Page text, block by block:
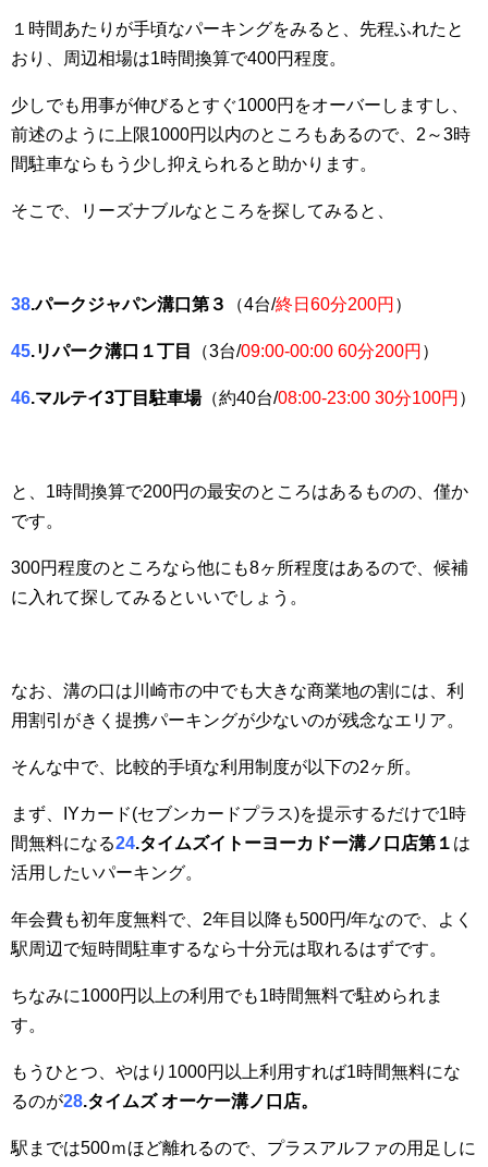
１時間あたりが手頃なパーキングをみると、先程ふれたと
おり、周辺相場は1時間換算で400円程度。
少しでも用事が伸びるとすぐ1000円をオーバーしますし、
前述のように上限1000円以内のところもあるので、2～3時
間駐車ならもう少し抑えられると助かります。
そこで、リーズナブルなところを探してみると、
38.パークジャパン溝口第３ （4台/終日60分200円 ）
45.リパーク溝口１丁目 （3台/09:00-00:00 60分200円 ）
46.マルテイ3丁目駐車場（約40台/08:00-23:00 30分100円 ）
と、1時間換算で200円の最安のところはあるものの、僅か
です。
300円程度のところなら他にも8ヶ所程度はあるので、候補
に入れて探してみるといいでしょう。
なお、溝の口は川崎市の中でも大きな商業地の割には、利
用割引がきく提携パーキングが少ないのが残念なエリア。
そんな中で、比較的手頃な利用制度が以下の2ヶ所。
まず、IYカード(セブンカードプラス)を提示するだけで1時
間無料になる24.タイムズイトーヨーカドー溝ノ口店第１ は
活用したいパーキング。
年会費も初年度無料で、2年目以降も500円/年なので、よく
駅周辺で短時間駐車するなら十分元は取れるはずです。
ちなみに1000円以上の利用でも1時間無料で駐められま
す。
もうひとつ、やはり1000円以上利用すれば1時間無料にな
るのが28.タイムズ オーケー溝ノ口店。
駅までは500ｍほど離れるので、プラスアルファの用足しに